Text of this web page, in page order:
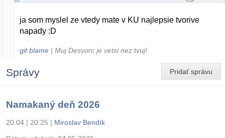
ja som myslel ze vtedy mate v KU najlepsie tvorive
napady :D
git blame | Muj Desvorc je vetsi nez tvuj!
Pridať správu
Správy
Namakaný deň 2026
20.04 | 20:25 | Miroslav Bendík